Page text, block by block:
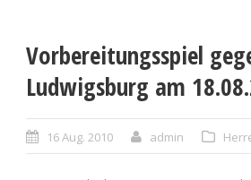
Vorbereitungsspiel
Ludwigsburg am
16 Aug. 2010 admin